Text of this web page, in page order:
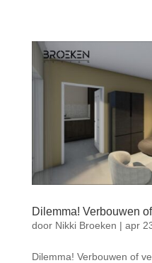
Dilemma! Verbouwen
door Nikki Broeken | apr
Dilemma! Verbouwen of